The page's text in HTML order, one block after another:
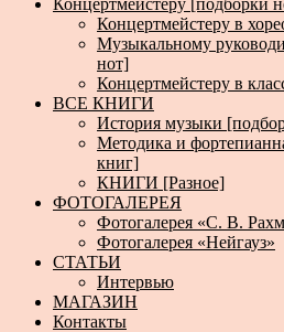
Концертмейстеру в
Музыкальному
нот]
Концертмейстеру в
ВСЕ КНИГИ
История музыки
Методика и
книг]
КНИГИ [Разное]
ФОТОГАЛЕРЕЯ
Фотогалерея «С. В.
Фотогалерея «Нейгауз»
СТАТЬИ
Интервью
МАГАЗИН
Контакты